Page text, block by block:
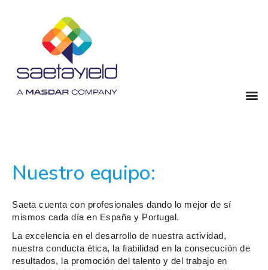
Nuestro equipo:
Saeta cuenta con profesionales dando lo mejor de sí
mismos cada día en España y Portugal.
La excelencia en el desarrollo de nuestra actividad,
nuestra conducta ética, la fiabilidad en la consecución de
resultados, la promoción del talento y del trabajo en